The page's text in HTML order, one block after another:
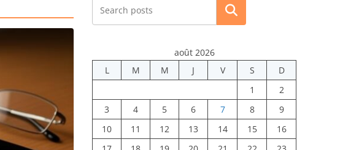
Rechercher
août 2026
L
M M J V S
D
1
2
3
4 5 6 7 8
9
10
11 12 13 14 15
16